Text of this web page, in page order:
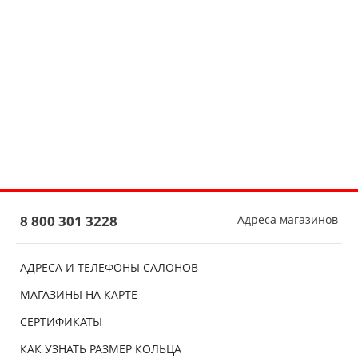
АДРЕСА И ТЕЛЕФОНЫ САЛОНОВ
МАГАЗИНЫ НА КАРТЕ
СЕРТИФИКАТЫ
КАК УЗНАТЬ РАЗМЕР КОЛЬЦА
8 800 301 3228 Адреса магазинов